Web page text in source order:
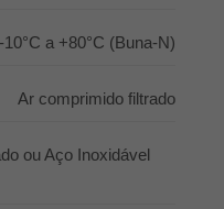
-10°C a +80°C (Buna-N)
Ar comprimido filtrado
ou Aço Inoxidável